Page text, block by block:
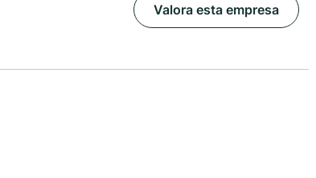
Valora esta empresa